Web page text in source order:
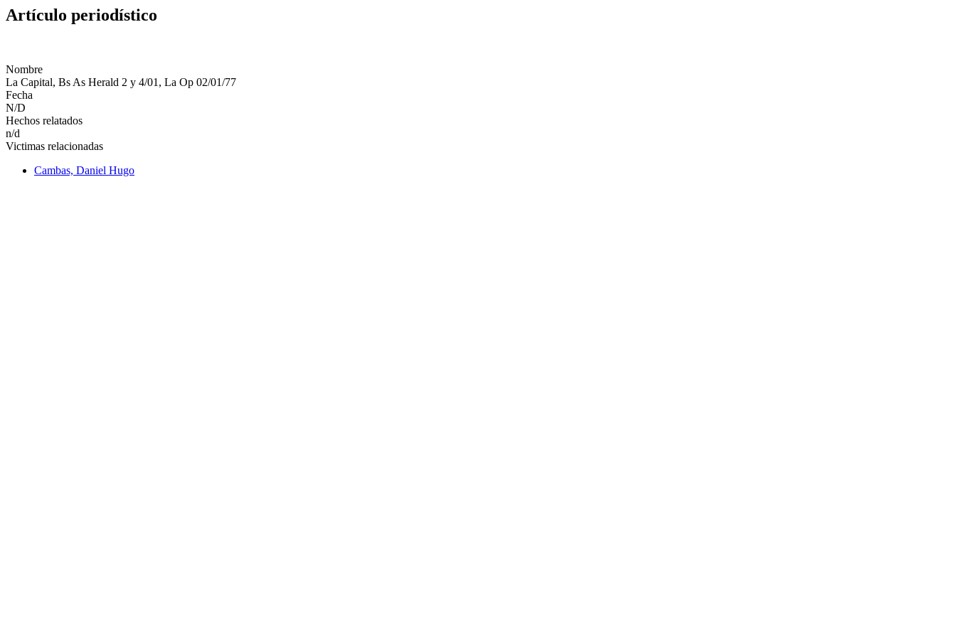
Artículo periodístico
Nombre
La Capital, Bs As Herald 2 y 4/01, La Op 02/01/77
Fecha
N/D
Hechos relatados
n/d
Victimas relacionadas
Cambas, Daniel Hugo